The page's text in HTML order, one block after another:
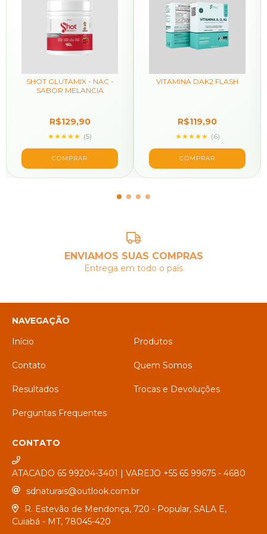
SHOT GLUTAMIX - NAC -
SABOR MELANCIA
R$129,90
★★★★★ (5)
VITAMINA DAK2 FLASH
R$119,90
★★★★★ (6)
ENVIAMOS SUAS COMPRAS
Entrega em todo o país
NAVEGAÇÃO
Início
Produtos
Contato Quem Somos
Resultados Trocas e Devoluções
Perguntas Frequentes
CONTATO
ATACADO 65 99204-3401 | VAREJO +55 65 99675 - 4680
sdnaturais@outlook.com.br
R. Estevão de Mendonça, 720 - Popular, SALA E,
Cuiabá - MT, 78045-420